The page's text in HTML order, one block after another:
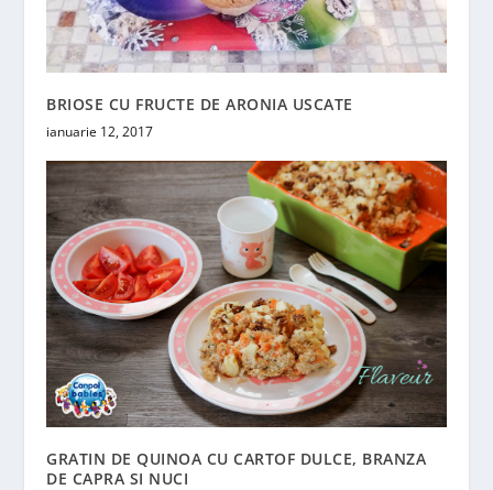
BRIOSE CU FRUCTE DE ARONIA USCATE
ianuarie 12, 2017
GRATIN DE QUINOA CU CARTOF DULCE, BRANZA
DE CAPRA SI NUCI